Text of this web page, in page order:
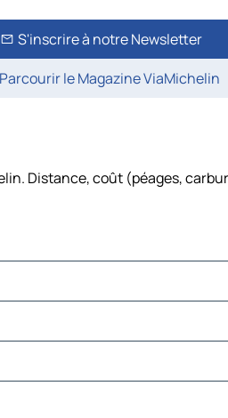
S'inscrire à notre Newsletter
Parcourir le Magazine ViaMichelin
Distance, coût (péages,